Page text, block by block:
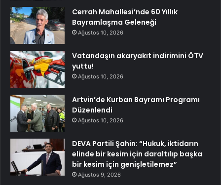
Cerrah Mahallesi’nde 60 Yıllık
Bayramlaşma Geleneği
Ağustos 10, 2026
Vatandaşın akaryakıt indirimini ÖTV
yuttu!
Ağustos 10, 2026
Artvin’de Kurban Bayramı Programı
Düzenlendi
Ağustos 10, 2026
DEVA Partili Şahin: “Hukuk, iktidarın
elinde bir kesim için daraltılıp başka
bir kesim için genişletilemez”
Ağustos 9, 2026